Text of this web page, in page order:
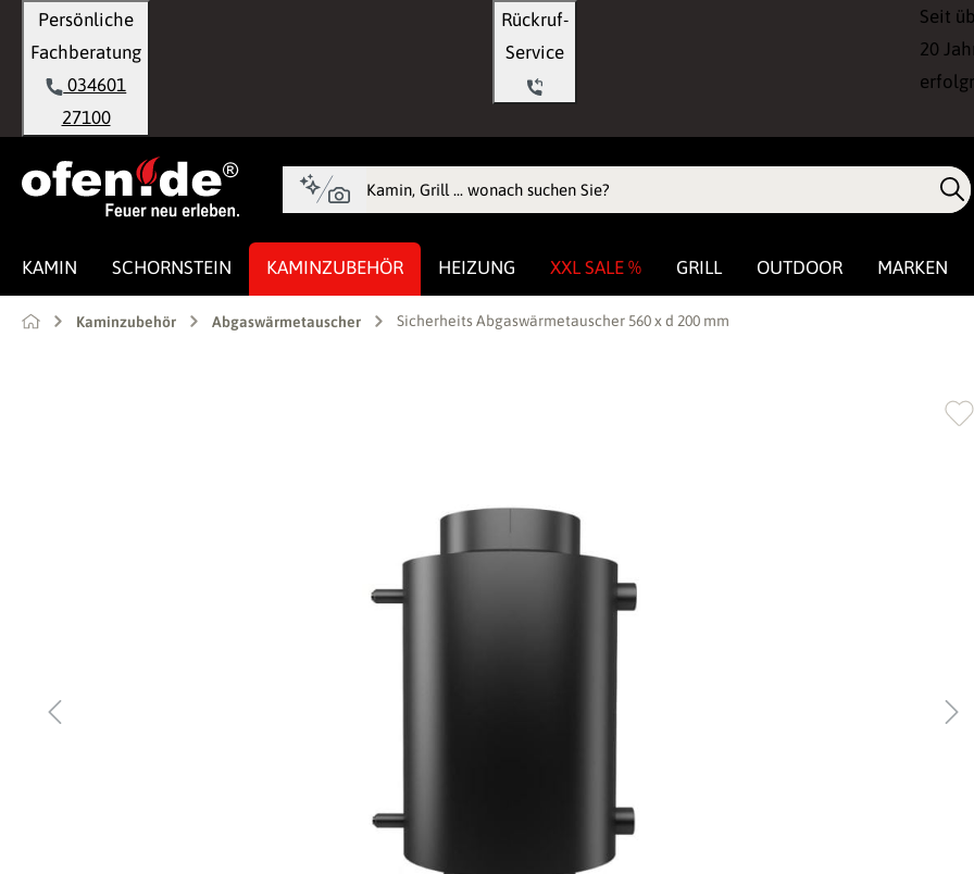
Zur Hauptnavigation springen
Persönliche
Fachberatung
034601
27100
Rückruf-
Seit
20
KAMIN SCHORNSTEIN KAMINZUBEHÖR HEIZUNG XXL SALE % GRILL OUTDOOR MARKEN
Kaminzubehör Abgaswärmetauscher Sicherheits Abgaswärmetauscher 560 x d 200 mm